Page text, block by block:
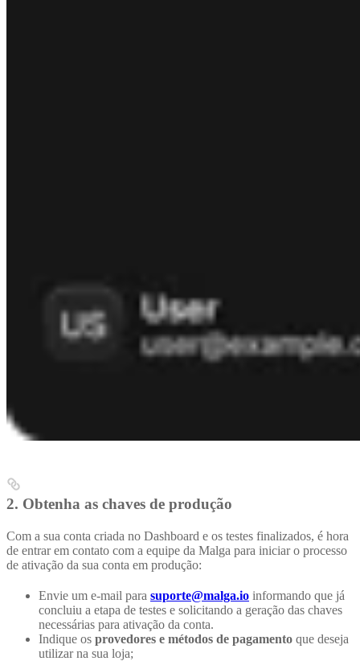
2. Obtenha as chaves de produção
Com a sua conta criada no Dashboard e os testes finalizados, é hora
de entrar em contato com a equipe da Malga para iniciar o processo
de ativação da sua conta em produção:
Envie um e-mail para suporte@malga.io informando que já
concluiu a etapa de testes e solicitando a geração das chaves
necessárias para ativação da conta.
Indique os provedores e métodos de pagamento que deseja
utilizar na sua loja;